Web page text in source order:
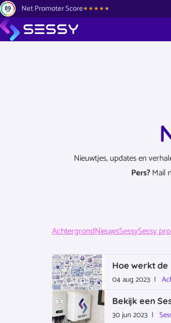
Net Promoter Score
Nieuwtjes, updates en
Pers?Mail
AchtergrondNieuwsSessySessy
Hoe werkt de
04 aug 2023 |
Bekijk een
30 jun 2023 |